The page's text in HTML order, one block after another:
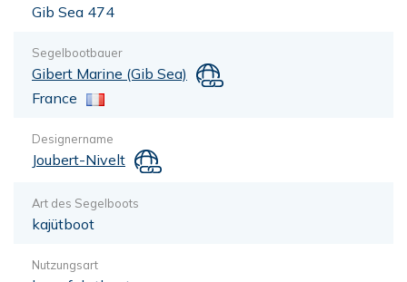
Gib Sea 474
Segelbootbauer
Gibert Marine (Gib Sea)
France
Designername
Joubert-Nivelt
Art des Segelboots
kajütboot
Nutzungsart